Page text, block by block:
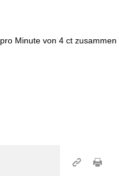
Minute von 4 ct zusammen